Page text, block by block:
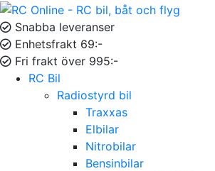
Snabba leveranser
Enhetsfrakt 69:-
Fri frakt över 995:-
RC Bil
Radiostyrd bil
Traxxas
Elbilar
Nitrobilar
Bensinbilar